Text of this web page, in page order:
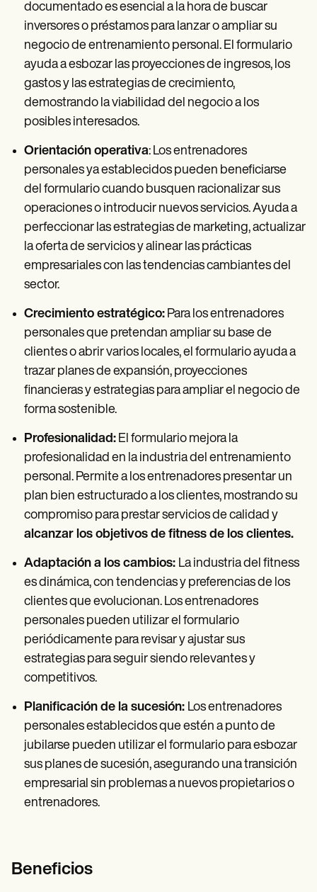
documentado es esencial a la hora de buscar
inversores o préstamos para lanzar o ampliar su
negocio de entrenamiento personal. El formulario
ayuda a esbozar las proyecciones de ingresos, los
gastos y las estrategias de crecimiento,
demostrando la viabilidad del negocio a los
posibles interesados.
Orientación operativa: Los entrenadores
personales ya establecidos pueden beneficiarse
del formulario cuando busquen racionalizar sus
operaciones o introducir nuevos servicios. Ayuda a
perfeccionar las estrategias de marketing, actualizar
la oferta de servicios y alinear las prácticas
empresariales con las tendencias cambiantes del
sector.
Crecimiento estratégico: Para los entrenadores
personales que pretendan ampliar su base de
clientes o abrir varios locales, el formulario ayuda a
trazar planes de expansión, proyecciones
financieras y estrategias para ampliar el negocio de
forma sostenible.
Profesionalidad: El formulario mejora la
profesionalidad en la industria del entrenamiento
personal. Permite a los entrenadores presentar un
plan bien estructurado a los clientes, mostrando su
compromiso para prestar servicios de calidad y
alcanzar los objetivos de fitness de los clientes.
Adaptación a los cambios: La industria del fitness
es dinámica, con tendencias y preferencias de los
clientes que evolucionan. Los entrenadores
personales pueden utilizar el formulario
periódicamente para revisar y ajustar sus
estrategias para seguir siendo relevantes y
competitivos.
Planificación de la sucesión: Los entrenadores
personales establecidos que estén a punto de
jubilarse pueden utilizar el formulario para esbozar
sus planes de sucesión, asegurando una transición
empresarial sin problemas a nuevos propietarios o
entrenadores.
Beneficios